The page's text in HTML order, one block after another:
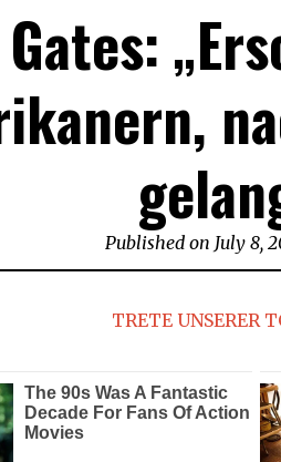
Published on July 8,
TRETE UNSERER